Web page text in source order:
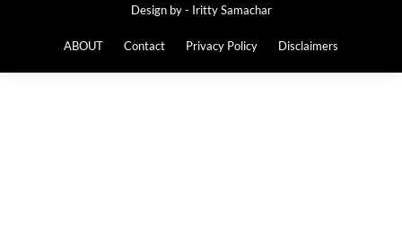
Design by - Iritty Samachar
ABOUT Contact Privacy Policy Disclaimers